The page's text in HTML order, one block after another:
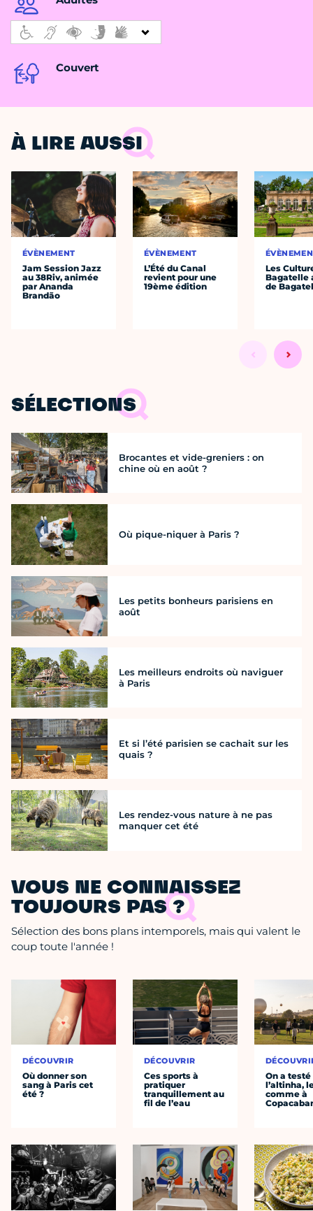
Couvert
À LIRE AUSSI
ÉVÈNEMENT
Jam Session Jazz
au 38Riv, animée
par Ananda
Brandão
ÉVÈNEMENT
L’Été du Canal
revient pour une
19ème édition
Les
Bagatelle
de
SÉLECTIONS
Brocantes et vide-greniers : on
chine où en août ?
Où pique-niquer à Paris ?
Les petits bonheurs parisiens en
août
Les meilleurs endroits où naviguer
à Paris
Et si l’été parisien se cachait sur les
quais ?
Les rendez-vous nature à ne pas
manquer cet été
VOUS NE CONNAISSEZ
TOUJOURS PAS ?
Sélection des bons plans intemporels, mais qui valent le
coup toute l'année !
DÉCOUVRIR
Où donner son
sang à Paris cet
été ?
DÉCOUVRIR
Ces sports à
pratiquer
tranquillement au
fil de l’eau
On a testé
l’altinha,
comme à